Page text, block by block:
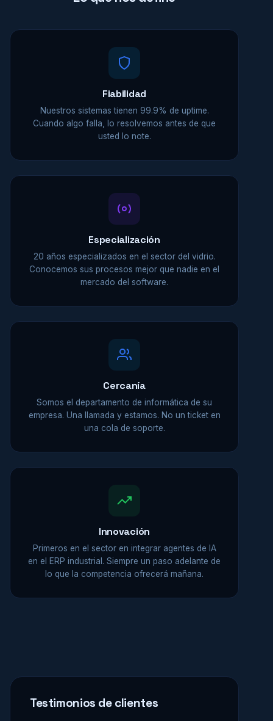
Fiabilidad
Nuestros sistemas tienen 99.9% de uptime.
Cuando algo falla, lo resolvemos antes de que
usted lo note.
Especialización
20 años especializados en el sector del vidrio.
Conocemos sus procesos mejor que nadie en el
mercado del software.
Cercanía
Somos el departamento de informática de su
empresa. Una llamada y estamos. No un ticket en
una cola de soporte.
Innovación
Primeros en el sector en integrar agentes de IA
en el ERP industrial. Siempre un paso adelante de
lo que la competencia ofrecerá mañana.
Testimonios de clientes